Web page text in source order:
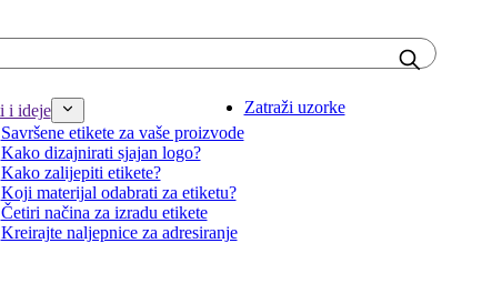
i ideje
Savršene etikete za vaše proizvode
Kako dizajnirati sjajan logo?
Kako zalijepiti etikete?
Koji materijal odabrati za etiketu?
Četiri načina za izradu etikete
Kreirajte naljepnice za adresiranje
Zatraži uzorke